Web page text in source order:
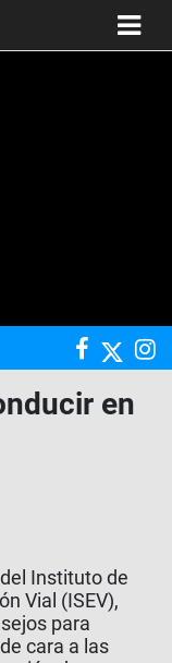
en
Instituto de
Vial (ISEV),
para
cara a las